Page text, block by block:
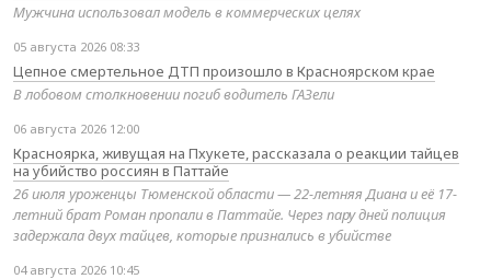
Мужчина использовал модель в коммерческих целях
05 августа 2026 08:33
Цепное смертельное ДТП произошло в Красноярском крае
В лобовом столкновении погиб водитель ГАЗели
06 августа 2026 12:00
Красноярка, живущая на Пхукете, рассказала о реакции тайцев
на убийство россиян в Паттайе
26 июля уроженцы Тюменской области — 22-летняя Диана и её 17-
летний брат Роман пропали в Паттайе. Через пару дней полиция
задержала двух тайцев, которые признались в убийстве
04 августа 2026 10:45